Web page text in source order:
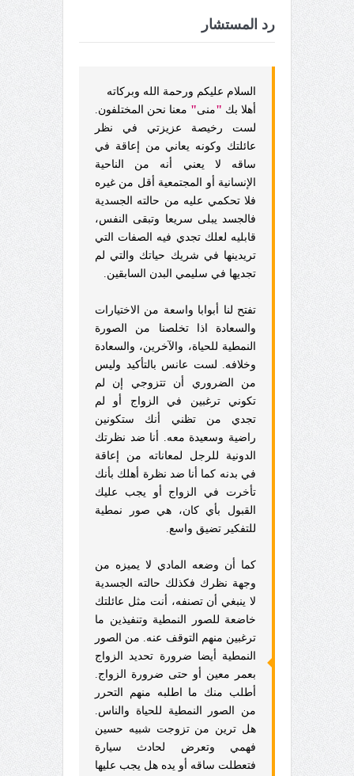
رد المستشار
السلام عليكم ورحمة الله وبركاته
أهلا بك "منى" معنا نحن المختلفون.
لست رخيصة عزيزتي في نظر
عائلتك وكونه يعاني من إعاقة في
ساقه لا يعني أنه من الناحية
الإنسانية أو المجتمعية أقل من غيره
فلا تحكمي عليه من حالته الجسدية
فالجسد يبلى سريعا وتبقى النفس،
قابليه لعلك تجدي فيه الصفات التي
تريدينها في شريك حياتك والتي لم
تجديها في سليمي البدن السابقين.
تفتح لنا أبوابا واسعة من الاختيارات
والسعادة اذا تخلصنا من الصورة
النمطية للحياة، والآخرين، والسعادة
وخلافه. لست عانس بالتأكيد وليس
من الضروري أن تتزوجي إن لم
تكوني ترغبين في الزواج أو لم
تجدي من تظني أنك ستكونين
راضية وسعيدة معه. أنا ضد نظرتك
الدونية للرجل لمعاناته من إعاقة
في بدنه كما أنا ضد نظرة أهلك بأنك
تأخرت في الزواج أو يجب عليك
القبول بأي كان، هي صور نمطية
للتفكير تضيق واسع.
كما أن وضعه المادي لا يميزه من
وجهة نظرك فكذلك حالته الجسدية
لا ينبغي أن تصنفه، أنت مثل عائلتك
خاضعة للصور النمطية وتنفيذين ما
ترغبين منهم التوقف عنه. من الصور
النمطية أيضا ضرورة تحديد الزواج
بعمر معين أو حتى ضرورة الزواج.
أطلب منك ما اطلبه منهم التحرر
من الصور النمطية للحياة والناس.
هل ترين من تزوجت شبيه حسين
فهمي وتعرض لحادث سيارة
فتعطلت ساقه أو يده هل يجب عليها